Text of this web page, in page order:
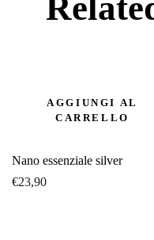
AGGIUNGI AL
CARRELLO
Nano essenziale silver
€23,90